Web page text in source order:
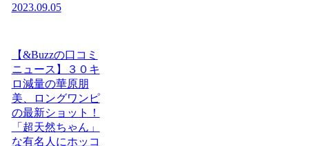
2023.09.05
【&Buzzの口コミ
ニュース】３０キ
ロ減量の華原朋
美、ロングワンピ
の最新ショット！
「超天然ちゃん」
な有名人にホッコ